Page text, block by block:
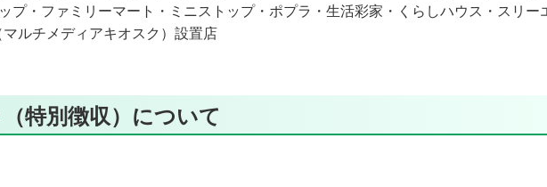
プ・ファミリーマート・ミニストップ・ポプラ・生活彩家・くらしハウス・スリー
マルチメディアキオスク）設置店
特別徴収）について